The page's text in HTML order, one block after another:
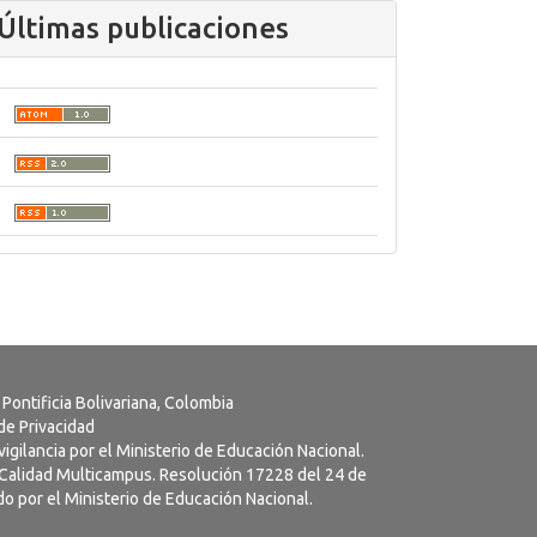
Últimas publicaciones
Bolivariana, Colombia
Privacidad
por el Ministerio de Educación Nacional.
Multicampus. Resolución 17228 del 24 de
por el Ministerio de Educación Nacional.